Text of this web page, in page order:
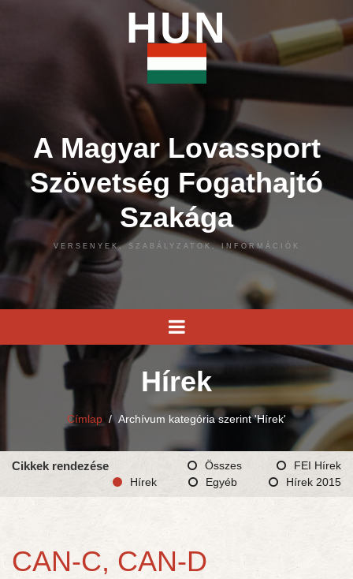
HUN
A Magyar Lovassport
Szövetség Fogathajtó
Szakága
VERSENYEK, SZABÁLYZATOK, INFORMÁCIÓK
Hírek
Címlap / Archívum kategória szerint 'Hírek'
Cikkek rendezése Összes
FEI Hírek
Hírek
Egyéb Hírek 2015
CAN-C, CAN-D